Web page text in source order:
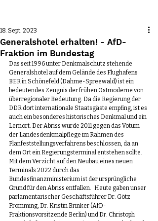
Generalshotel erhalten! - AfD-
Fraktion im Bundestag
18. Sept. 2023
Das seit 1996 unter Denkmalschutz stehende
Generalshotel auf dem Gelände des Flughafens
BER in Schönefeld (Dahme-Spreewald) ist ein
bedeutendes Zeugnis der frühen Ostmoderne von
überregionaler Bedeutung. Da die Regierung der
DDR dort internationale Staatsgäste empfing, ist es
auch ein besonderes historisches Denkmal und ein
Lernort. Der Abriss wurde 2011 gegen das Votum
der Landesdenkmalpflege im Rahmen des
Planfeststellungsverfahrens beschlossen, da an
dem Ort ein Regierungsterminal entstehen sollte.
Mit dem Verzicht auf den Neubau eines neuen
Terminals 2022 durch das
Bundesfinanzministerium ist der ursprüngliche
Grund für den Abriss entfallen.   Heute gaben unser
parlamentarischer Geschäftsführer Dr. Götz
Frömming, Dr. Kristin Brinker (AfD-
Fraktionsvorsitzende Berlin) und Dr. Christoph